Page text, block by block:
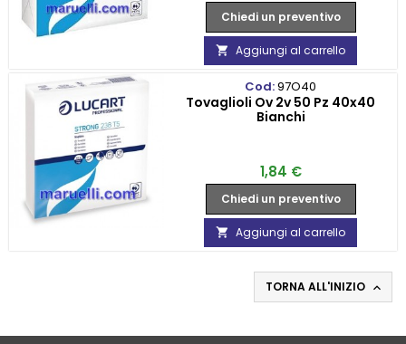
Chiedi un preventivo
 Aggiungi al carrello
Cod:97O40
Tovaglioli Ov 2v 50 Pz 40x40
Bianchi
Prezzo
1,84 €
Chiedi un preventivo
 Aggiungi al carrello
TORNA ALL'INIZIO 